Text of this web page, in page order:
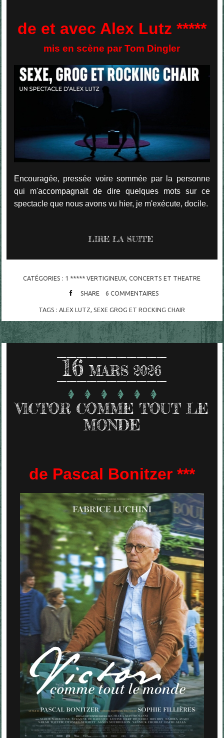
de et avec Alex Lutz *****
mis en scène par Tom Dingler
Encouragée, pressée voire sommée par la personne
qui m'accompagnait de dire quelques mots sur ce
spectacle que nous avons vu hier, je m'exécute, docile.
LIRE LA SUITE
CATÉGORIES : 1 ***** VERTIGINEUX ,CONCERTS ET THEATRE
SHARE 6 COMMENTAIRES
TAGS : ALEX LUTZ ,SEXE GROG ET ROCKING CHAIR
16 MARS 2026
VICTOR COMME TOUT LE
MONDE
de Pascal Bonitzer ***